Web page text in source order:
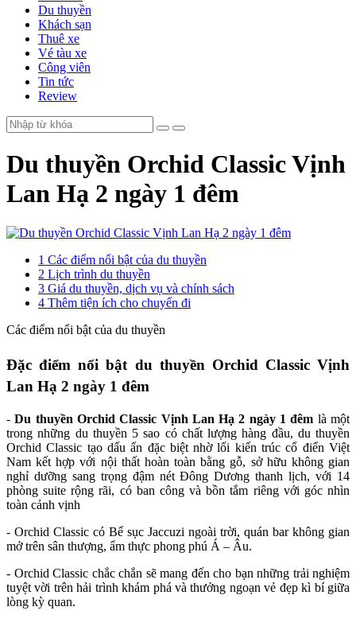
Du thuyền
Khách sạn
Thuê xe
Vé tàu xe
Công viên
Tin tức
Review
Du thuyền Orchid Classic Vịnh
Lan Hạ 2 ngày 1 đêm
1 Các điểm nổi bật của du thuyền
2 Lịch trình du thuyền
3 Giá du thuyền, dịch vụ và chính sách
4 Thêm tiện ích cho chuyến đi
Các điểm nổi bật của du thuyền
Đặc điểm nổi bật du thuyền Orchid Classic Vịnh
Lan Hạ 2 ngày 1 đêm
-Du thuyền Orchid Classic Vịnh Lan Hạ 2 ngày 1 đêm là một
trong những du thuyền 5 sao có chất lượng hàng đầu, du thuyền
Orchid Classic tạo dấu ấn đặc biệt nhờ lối kiến trúc cổ điển Việt
Nam kết hợp với nội thất hoàn toàn bằng gỗ, sở hữu không gian
nghỉ dưỡng sang trọng đậm nét Đông Dương thanh lịch, với 14
phòng suite rộng rãi, có ban công và bồn tắm riêng với góc nhìn
toàn cảnh vịnh
- Orchid Classic có Bể sục Jaccuzi ngoài trời, quán bar không gian
mở trên sân thượng, ẩm thực phong phú Á – Âu.
- Orchid Classic chắc chắn sẽ mang đến cho bạn những trải nghiệm
tuyệt vời trên hải trình khám phá và thưởng ngoạn vẻ đẹp kì bí giữa
lòng kỳ quan.